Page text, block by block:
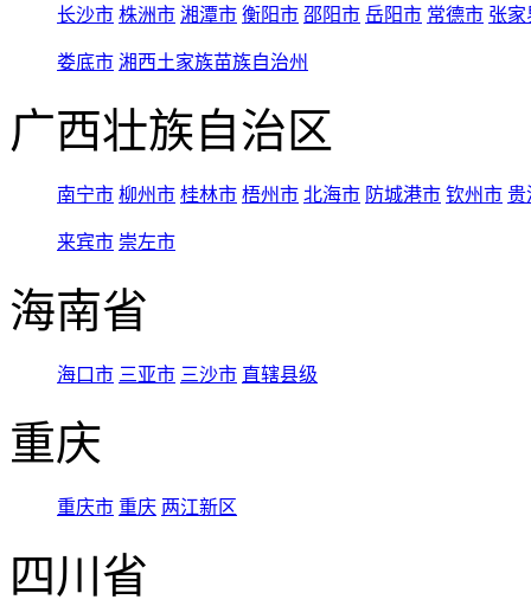
长沙市 株洲市 湘潭市 衡阳市 邵阳市 岳阳市 常德市 张家
娄底市 湘西土家族苗族自治州
广西壮族自治区
南宁市 柳州市 桂林市 梧州市 北海市 防城港市 钦州市 贵
来宾市 崇左市
海南省
海口市 三亚市 三沙市 直辖县级
重庆
重庆市 重庆 两江新区
四川省